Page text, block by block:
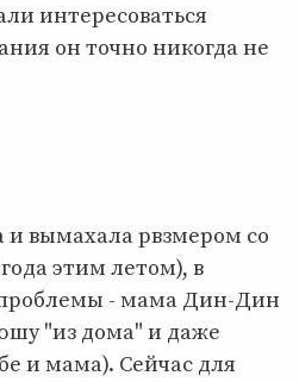
интересоваться
он точно никогда не
и вымахала рвзмером со
этим летом), в
проблемы - мама Дин-Дин
"из дома" и даже
и мама). Сейчас для